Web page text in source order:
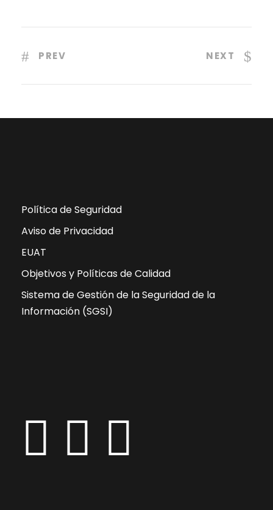
PREV NEXT
Política de Seguridad
Aviso de Privacidad
EUAT
Objetivos y Políticas de Calidad
Sistema de Gestión de la Seguridad de la
Información (SGSI)